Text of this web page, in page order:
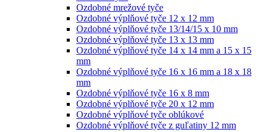
Ozdobné mrežové tyče
Ozdobné výplňové tyče 12 x 12 mm
Ozdobné výplňové tyče 13/14/15 x 10 mm
Ozdobné výplňové tyče 13 x 13 mm
Ozdobné výplňové tyče 14 x 14 mm a 15 x 15
mm
Ozdobné výplňové tyče 16 x 16 mm a 18 x 18
mm
Ozdobné výplňové tyče 16 x 8 mm
Ozdobné výplňové tyče 20 x 12 mm
Ozdobné výplňové tyče oblúkové
Ozdobné výplňové tyče z guľatiny 12 mm